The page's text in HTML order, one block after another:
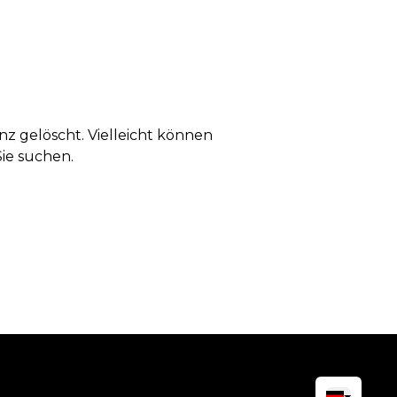
gelöscht. Vielleicht können
suchen.